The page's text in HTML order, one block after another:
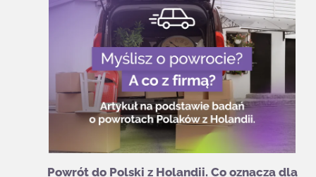
Powrót do Polski z Holandii. Co oznacza dla